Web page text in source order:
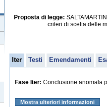
Proposta di legge:
criteri di scelta delle
Iter Testi Emendamenti
Fase Iter: Conclusione anomala
Mostra ulteriori informazioni